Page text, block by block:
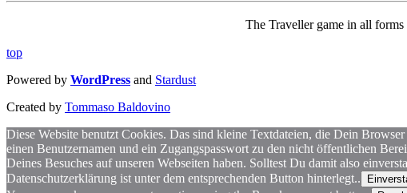
The Traveller game in all
top
Powered by WordPress and Stardust
Created by Tommaso Baldovino
Diese Website benutzt Cookies. Das sind kleine Textdateien, die Dein
einen Benutzernamen und ein Zugangspasswort zu den nicht öffentlichen
Deines Besuches auf unseren Webseiten haben. Solltest Du damit also
Datenschutzerklärung ist unter dem entsprechenden Button hinterlegt..